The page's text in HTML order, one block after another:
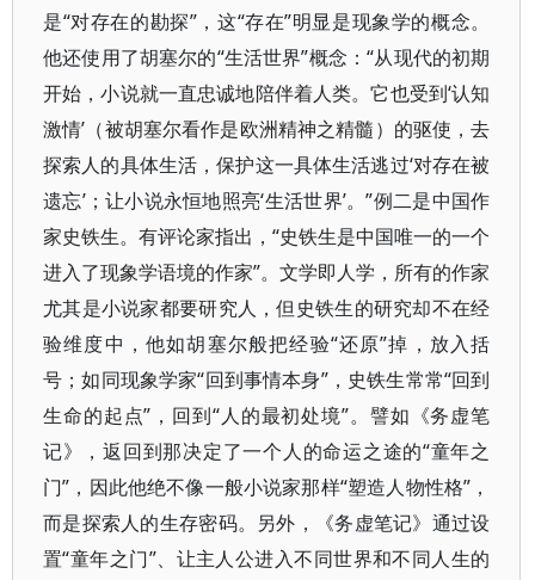
是“对存在的勘探”，这“存在”明显是现象学的概念。
他还使用了胡塞尔的“生活世界”概念：“从现代的初期
开始，小说就一直忠诚地陪伴着人类。它也受到‘认知
激情’（被胡塞尔看作是欧洲精神之精髓）的驱使，去
探索人的具体生活，保护这一具体生活逃过‘对存在被
遗忘’；让小说永恒地照亮‘生活世界’。”例二是中国作
家史铁生。有评论家指出，“史铁生是中国唯一的一个
进入了现象学语境的作家”。文学即人学，所有的作家
尤其是小说家都要研究人，但史铁生的研究却不在经
验维度中，他如胡塞尔般把经验“还原”掉，放入括
号；如同现象学家“回到事情本身”，史铁生常常“回到
生命的起点”，回到“人的最初处境”。譬如《务虚笔
记》，返回到那决定了一个人的命运之途的“童年之
门”，因此他绝不像一般小说家那样“塑造人物性格”，
而是探索人的生存密码。另外，《务虚笔记》通过设
置“童年之门”、让主人公进入不同世界和不同人生的